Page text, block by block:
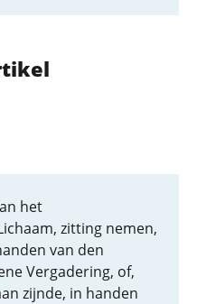
het
zitting nemen,
van den
Vergadering, of,
zijnde, in handen